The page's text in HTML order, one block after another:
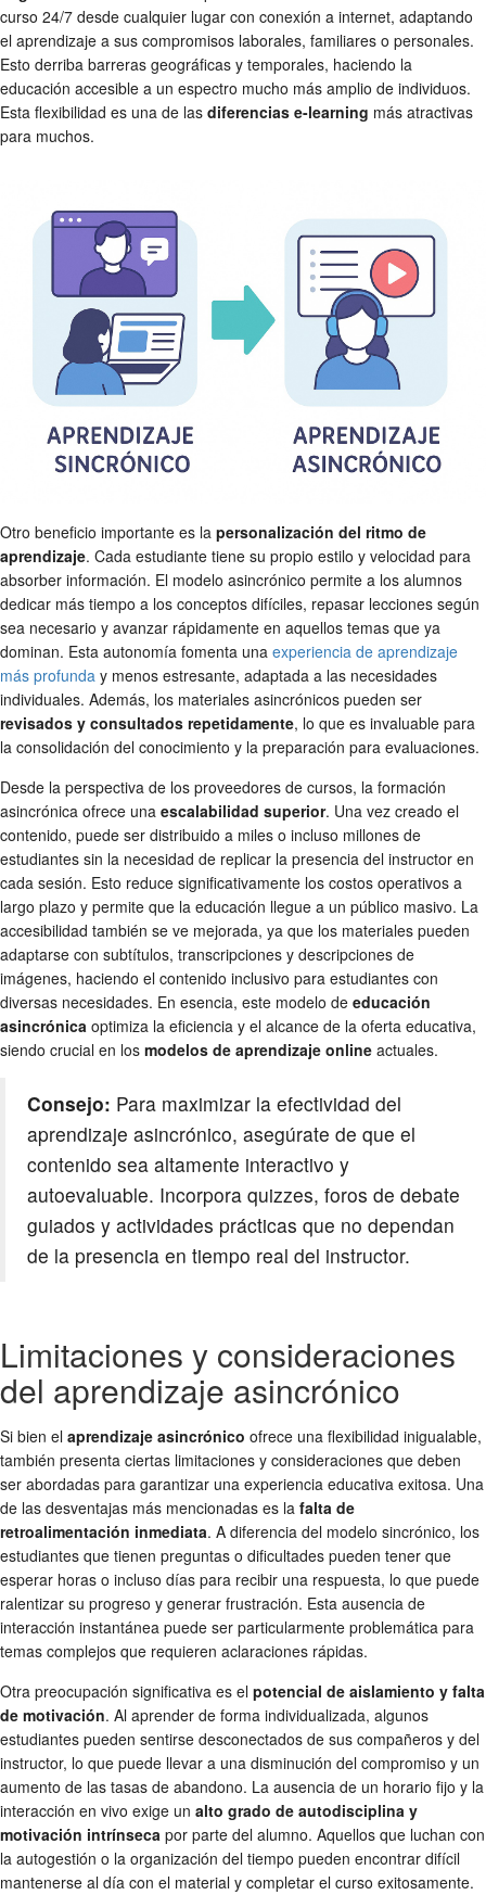
curso 24/7 desde cualquier lugar con conexión a internet, adaptando
el aprendizaje a sus compromisos laborales, familiares o personales.
Esto derriba barreras geográficas y temporales, haciendo la
educación accesible a un espectro mucho más amplio de individuos.
Esta flexibilidad es una de las diferencias e-learning más atractivas
para muchos.
Otro beneficio importante es la personalización del ritmo de
aprendizaje. Cada estudiante tiene su propio estilo y velocidad para
absorber información. El modelo asincrónico permite a los alumnos
dedicar más tiempo a los conceptos difíciles, repasar lecciones según
sea necesario y avanzar rápidamente en aquellos temas que ya
dominan. Esta autonomía fomenta una experiencia de aprendizaje
más profunda y menos estresante, adaptada a las necesidades
individuales. Además, los materiales asincrónicos pueden ser
revisados y consultados repetidamente, lo que es invaluable para
la consolidación del conocimiento y la preparación para evaluaciones.
Desde la perspectiva de los proveedores de cursos, la formación
asincrónica ofrece una escalabilidad superior. Una vez creado el
contenido, puede ser distribuido a miles o incluso millones de
estudiantes sin la necesidad de replicar la presencia del instructor en
cada sesión. Esto reduce significativamente los costos operativos a
largo plazo y permite que la educación llegue a un público masivo. La
accesibilidad también se ve mejorada, ya que los materiales pueden
adaptarse con subtítulos, transcripciones y descripciones de
imágenes, haciendo el contenido inclusivo para estudiantes con
diversas necesidades. En esencia, este modelo de educación
asincrónica optimiza la eficiencia y el alcance de la oferta educativa,
siendo crucial en los modelos de aprendizaje online actuales.
Consejo: Para maximizar la efectividad del
aprendizaje asincrónico, asegúrate de que el
contenido sea altamente interactivo y
autoevaluable. Incorpora quizzes, foros de debate
guiados y actividades prácticas que no dependan
de la presencia en tiempo real del instructor.
Limitaciones y consideraciones
del aprendizaje asincrónico
Si bien el aprendizaje asincrónico ofrece una flexibilidad inigualable,
también presenta ciertas limitaciones y consideraciones que deben
ser abordadas para garantizar una experiencia educativa exitosa. Una
de las desventajas más mencionadas es la falta de
retroalimentación inmediata. A diferencia del modelo sincrónico, los
estudiantes que tienen preguntas o dificultades pueden tener que
esperar horas o incluso días para recibir una respuesta, lo que puede
ralentizar su progreso y generar frustración. Esta ausencia de
interacción instantánea puede ser particularmente problemática para
temas complejos que requieren aclaraciones rápidas.
Otra preocupación significativa es el potencial de aislamiento y falta
de motivación. Al aprender de forma individualizada, algunos
estudiantes pueden sentirse desconectados de sus compañeros y del
instructor, lo que puede llevar a una disminución del compromiso y un
aumento de las tasas de abandono. La ausencia de un horario fijo y la
interacción en vivo exige un alto grado de autodisciplina y
motivación intrínseca por parte del alumno. Aquellos que luchan con
la autogestión o la organización del tiempo pueden encontrar difícil
mantenerse al día con el material y completar el curso exitosamente.